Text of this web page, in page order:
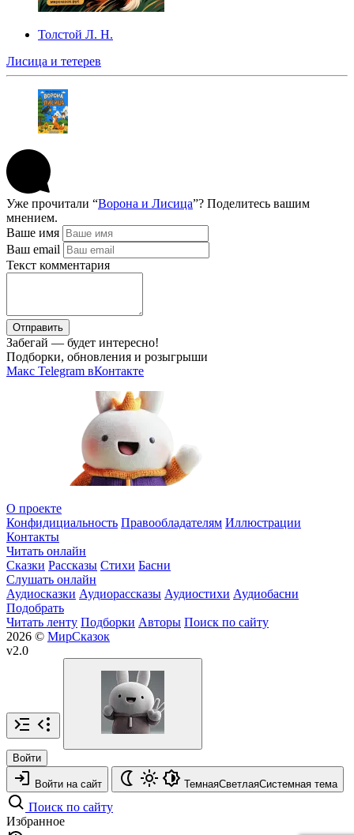
Толстой Л. Н.
Лисица и тетерев
Уже прочитали “Ворона и Лисица”? Поделитесь вашим
мнением.
Ваше имя
Ваш email
Текст комментария
Отправить
Забегай — будет интересно!
Подборки, обновления и розыгрыши
Макс Telegram вКонтакте
О проекте
Конфидициальность Правообладателям Иллюстрации
Контакты
Читать онлайн
Сказки Рассказы Стихи Басни
Слушать онлайн
Аудиосказки Аудиорассказы Аудиостихи Аудиобасни
Подобрать
Читать ленту Подборки Авторы Поиск по сайту
2026 © МирСказок
v2.0
Войти
Войти на сайт ТемнаяСветлаяСистемная тема
Поиск по сайту
Избранное